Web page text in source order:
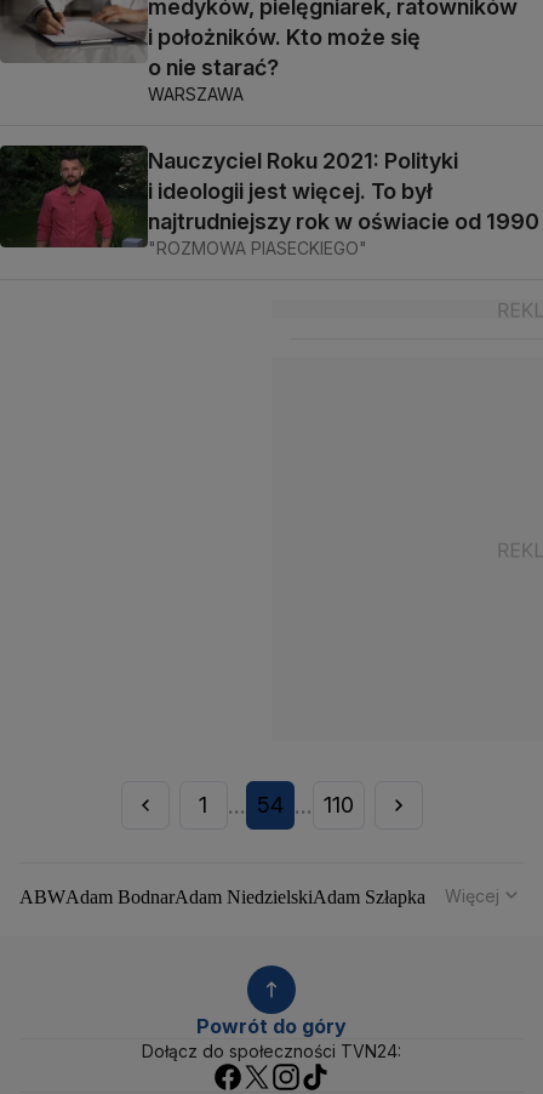
medyków, pielęgniarek, ratowników
i położników. Kto może się
o nie starać?
WARSZAWA
Nauczyciel Roku 2021: Polityki
i ideologii jest więcej. To był
najtrudniejszy rok w oświacie od 1990
"ROZMOWA PIASECKIEGO"
1 ... 54 ... 110
ABWAdam BodnarAdam NiedzielskiAdam Szłapka
Aleksander Kwaśniewski
Alert RCB
Ambasada USA w Polsce
Andrzej Duda Białoruś
Biuro Bezpieczeństwa Narodowego
Więcej
Powrót do góry
Dołącz do społeczności TVN24: